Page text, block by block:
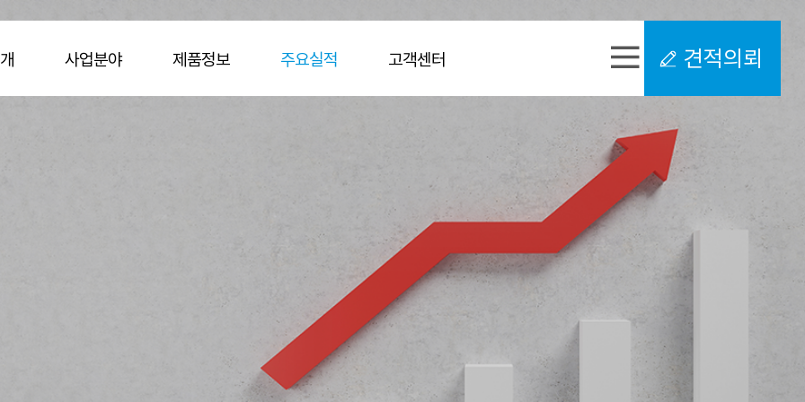
견적의뢰
사업분야 제품정보 주요실적 고객센터